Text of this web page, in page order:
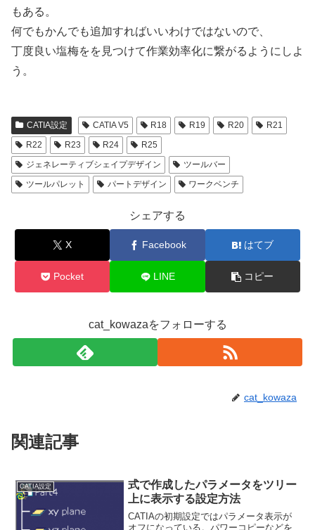
もある。
何でもかんでも追加すればいいわけではないので、
丁度良い塩梅をを見つけて作業効率化に繋がるようにしよ
う。
CATIA設定 CATIA V5 R18 R19 R20
R21
R22
R23 R24
R25
ジェネレーティブシェイプデザイン
ツールバー
ツールパレット
パートデザイン ワークベンチ
シェアする
X Facebook はてブ
Pocket LINE コピー
cat_kowazaをフォローする
cat_kowaza
関連記事
CATIA設定
式で作成したパラメータをツリー
上に表示する設定方法
CATIAの初期設定ではパラメータ表示が
オフになっている。パワーコピーなどを